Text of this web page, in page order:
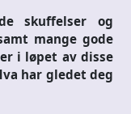
skuffelser og
mange gode
i løpet av disse
har gledet deg